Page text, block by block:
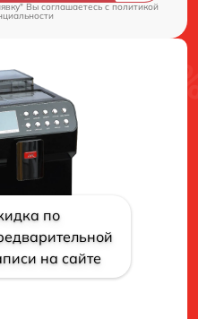
Вы соглашаетесь cполитикой
по
на сайте